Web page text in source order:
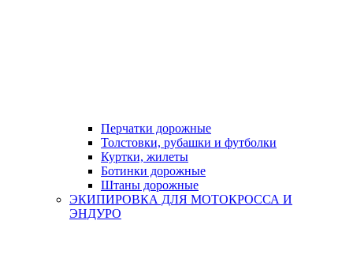
Перчатки дорожные
Толстовки, рубашки и футболки
Куртки, жилеты
Ботинки дорожные
Штаны дорожные
ЭКИПИРОВКА ДЛЯ МОТОКРОССА И
ЭНДУРО